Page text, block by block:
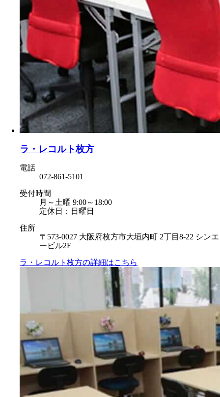
ラ・レコルト枚方
電話
072-861-5101
受付時間
月～土曜 9:00～18:00
定休日：日曜日
住所
〒573-0027 大阪府枚方市大垣内町 2丁目8-22 シンエ
ービル2F
ラ・レコルト枚方の詳細はこちら